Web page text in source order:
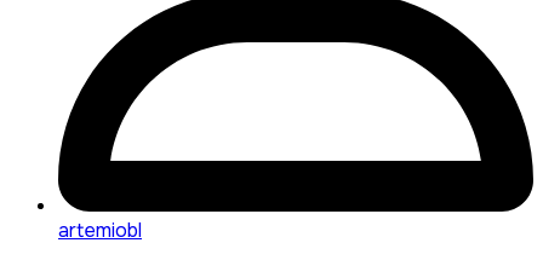
artemiobl